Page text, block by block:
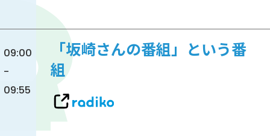
09:00
-
09:55
「坂崎さんの番組」という番
組